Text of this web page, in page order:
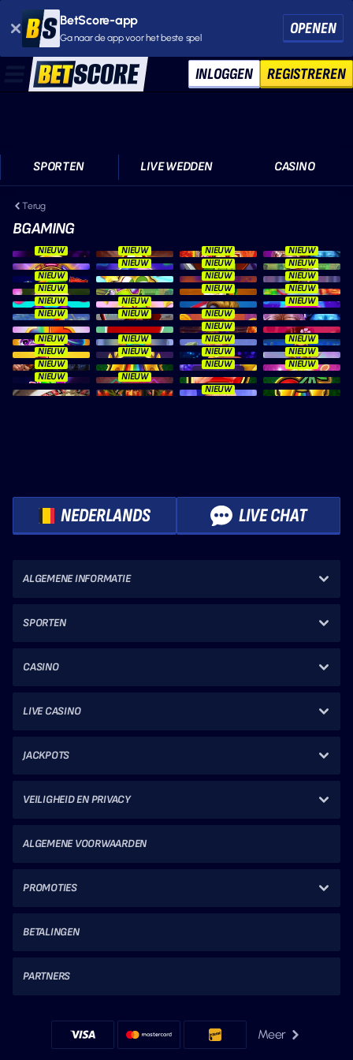
BetScore-app
Ga naar de app voor het beste spel OPENEN
INLOGGEN REGISTREREN
SPORTEN LIVE WEDDEN CASINO
Terug
BGAMING
NIEUW NIEUW NIEUW
NIEUW
NIEUW
NIEUW
NIEUW
NIEUW
NIEUW
NIEUW
NIEUW
NIEUW
NIEUW
NIEUW
NIEUW
NIEUW
NIEUW
NIEUW
NIEUW
NIEUW
NIEUW
NIEUW NIEUW
NIEUW
NIEUW
NIEUW NIEUW
NIEUW
NIEUW
NIEUW
NIEUW
NIEUW
NIEUW
NIEUW
NEDERLANDS LIVE CHAT
ALGEMENE INFORMATIE
SPORTEN
CASINO
LIVE CASINO
JACKPOTS
VEILIGHEID EN PRIVACY
ALGEMENE VOORWAARDEN
PROMOTIES
BETALINGEN
PARTNERS
Meer